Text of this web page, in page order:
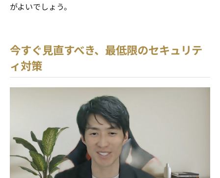
がよいでしょう。
今すぐ見直すべき、最低限のセキュリテ
ィ対策